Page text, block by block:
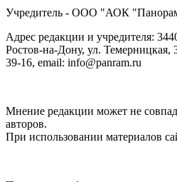
Учредитель - ООО "АОК
Адрес редакции и учредителя:
Ростов-на-Дону, ул. Темерницкая,
39-16, email: info@panram.ru
Мнение редакции может не
авторов.
При использовании материалов